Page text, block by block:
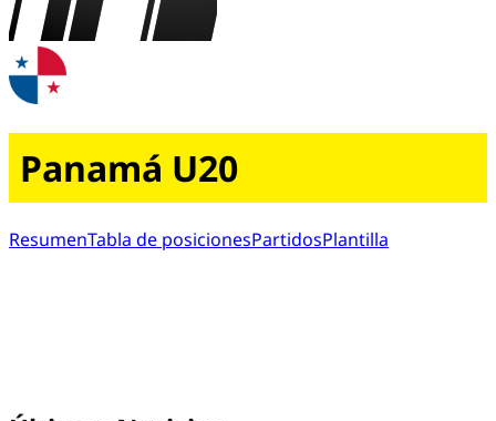
Panamá U20
ResumenTabla de posicionesPartidosPlantilla